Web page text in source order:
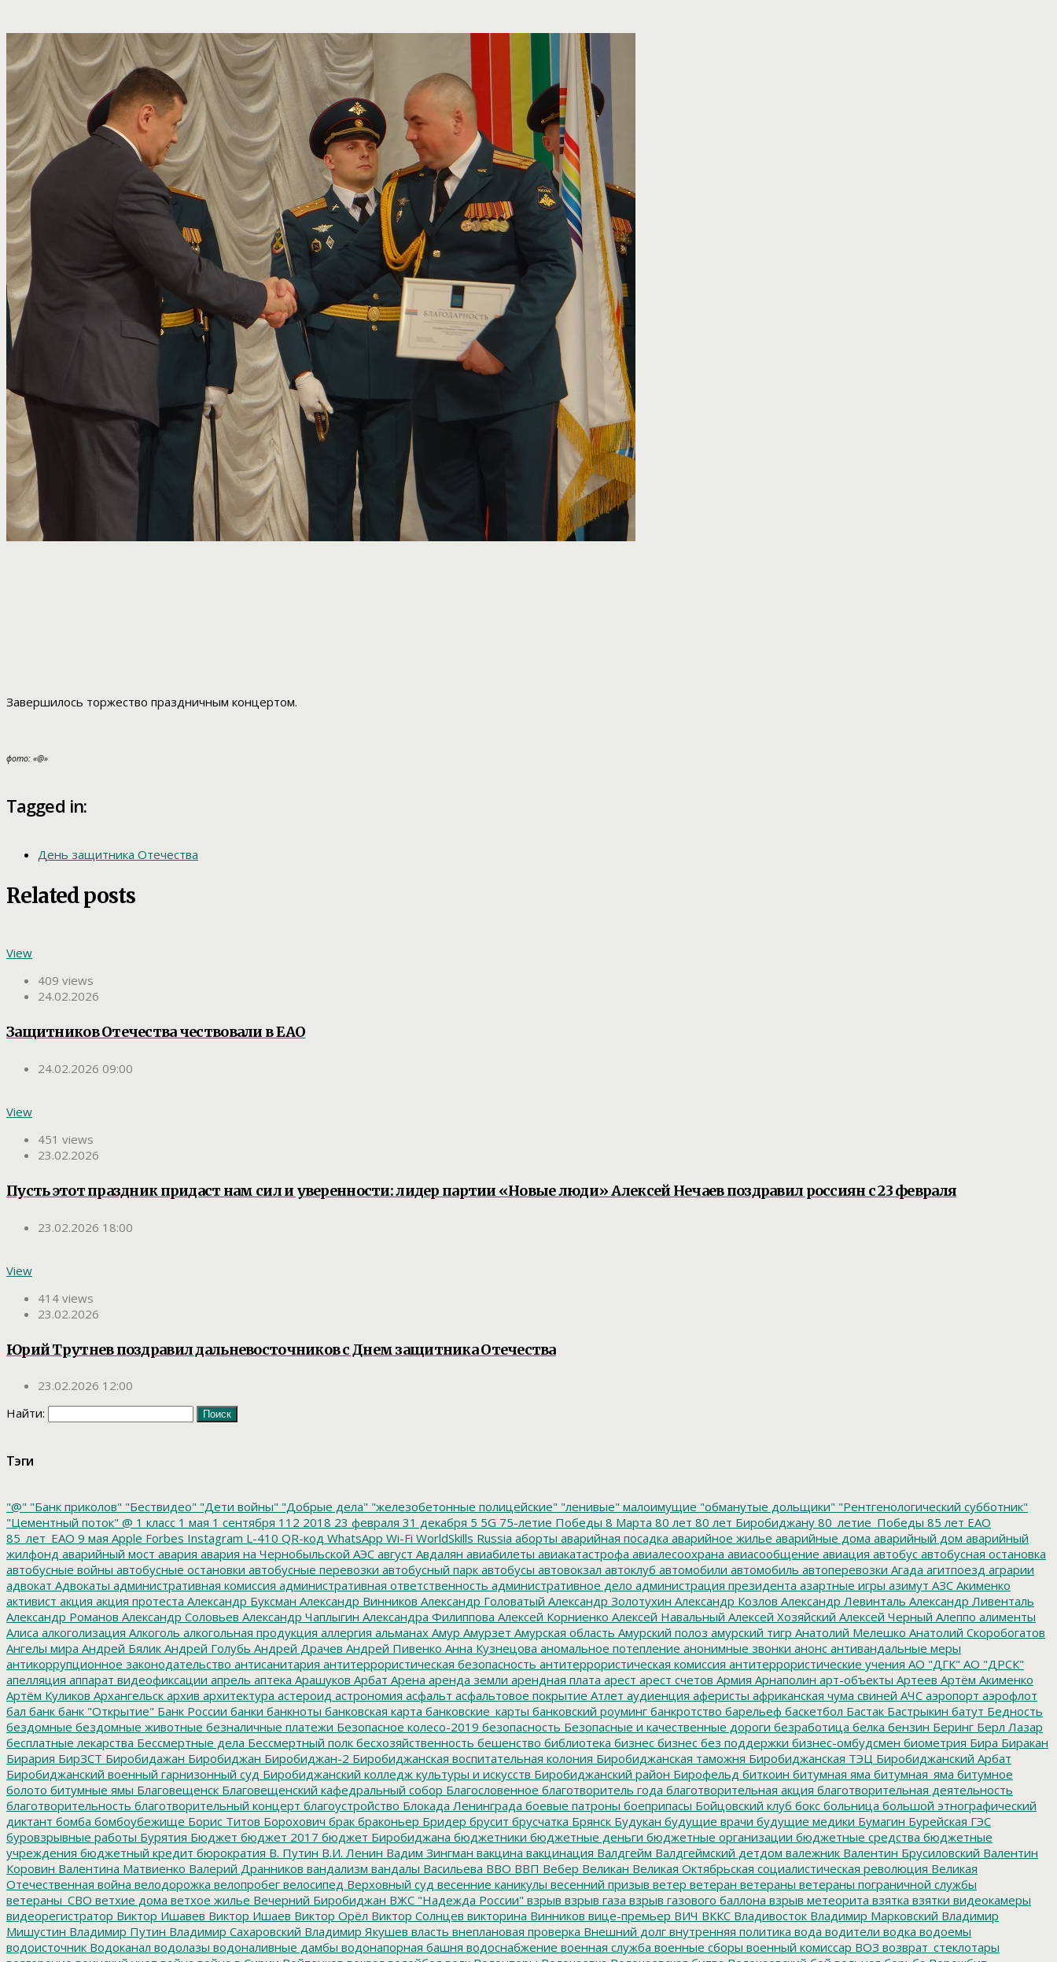
Завершилось торжество праздничным концертом.
фото: «@»
Tagged in:
День защитника Отечества
Related posts
View
409 views
24.02.2026
Защитников Отечества чествовали в ЕАО
24.02.2026 09:00
View
451 views
23.02.2026
Пусть этот праздник придаст нам сил и уверенности: лидер партии «Новые люди» Алексей Нечаев поздравил россиян с 23 февраля
23.02.2026 18:00
View
414 views
23.02.2026
Юрий Трутнев поздравил дальневосточников с Днем защитника Отечества
23.02.2026 12:00
Найти:
Тэги
"@" "Банк приколов" "Бествидео" "Дети войны" "Добрые дела" "железобетонные полицейские" "ленивые" малоимущие "обманутые дольщики" "Рентгенологический субботник"
"Цементный поток" @ 1 класс 1 мая 1 сентября 112 2018 23 февраля 31 декабря 5 5G 75-летие Победы 8 Марта 80 лет 80 лет Биробиджану 80_летие_Победы 85 лет ЕАО
85_лет_ЕАО 9 мая Apple Forbes Instagram L-410 QR-код WhatsApp Wi-Fi WorldSkills Russia аборты аварийная посадка аварийное жилье аварийные дома аварийный дом аварийный
жилфонд аварийный мост авария авария на Чернобыльской АЭС август Авдалян авиабилеты авиакатастрофа авиалесоохрана авиасообщение авиация автобус автобусная остановка
автобусные войны автобусные остановки автобусные перевозки автобусный парк автобусы автовокзал автоклуб автомобили автомобиль автоперевозки Агада агитпоезд аграрии
адвокат Адвокаты административная комиссия административная ответственность административное дело администрация президента азартные игры азимут АЗС Акименко
активист акция акция протеста Александр Буксман Александр Винников Александр Головатый Александр Золотухин Александр Козлов Александр Левинталь Александр Ливенталь
Александр Романов Александр Соловьев Александр Чаплыгин Александра Филиппова Алексей Корниенко Алексей Навальный Алексей Хозяйский Алексей Черный Алеппо алименты
Алиса алкоголизация Алкоголь алкогольная продукция аллергия альманах Амур Амурзет Амурская область Амурский полоз амурский тигр Анатолий Мелешко Анатолий Скоробогатов
Ангелы мира Андрей Бялик Андрей Голубь Андрей Драчев Андрей Пивенко Анна Кузнецова аномальное потепление анонимные звонки анонс антивандальные меры
антикоррупционное законодательство антисанитария антитеррористическая безопасность антитеррористическая комиссия антитеррористические учения АО "ДГК" АО "ДРСК"
апелляция аппарат видеофиксации апрель аптека Арашуков Арбат Арена аренда земли арендная плата арест арест счетов Армия Арнаполин арт-объекты Артеев Артём Акименко
Артём Куликов Архангельск архив архитектура астероид астрономия асфальт асфальтовое покрытие Атлет аудиенция аферисты африканская чума свиней АЧС аэропорт аэрофлот
бал банк банк "Открытие" Банк России банки банкноты банковская карта банковские_карты банковский роуминг банкротство барельеф баскетбол Бастак Бастрыкин батут Бедность
бездомные бездомные животные безналичные платежи Безопасное колесо-2019 безопасность Безопасные и качественные дороги безработица белка бензин Беринг Берл Лазар
бесплатные лекарства Бессмертные дела Бессмертный полк бесхозяйственность бешенство библиотека бизнес бизнес без поддержки бизнес-омбудсмен биометрия Бира Биракан
Бирария БирЗСТ Биробидажан Биробиджан Биробиджан-2 Биробиджанская воспитательная колония Биробиджанская таможня Биробиджанская ТЭЦ Биробиджанский Арбат
Биробиджанский военный гарнизонный суд Биробиджанский колледж культуры и искусств Биробиджанский район Бирофельд биткоин битумная яма битумная_яма битумное
болото битумные ямы Благовещенск Благовещенский кафедральный собор Благословенное благотворитель года благотворительная акция благотворительная деятельность
благотворительность благотворительный концерт благоустройство Блокада Ленинграда боевые патроны боеприпасы Бойцовский клуб бокс больница большой этнографический
диктант бомба бомбоубежище Борис Титов Борохович брак браконьер Бридер брусит брусчатка Брянск Будукан будущие врачи будущие медики Бумагин Бурейская ГЭС
буровзрывные работы Бурятия Бюджет бюджет 2017 бюджет Биробиджана бюджетники бюджетные деньги бюджетные организации бюджетные средства бюджетные
учреждения бюджетный кредит бюрократия В. Путин В.И. Ленин Вадим Зингман вакцина вакцинация Валдгейм Валдгеймский детдом валежник Валентин Брусиловский Валентин
Коровин Валентина Матвиенко Валерий Дранников вандализм вандалы Васильева ВВО ВВП Вебер Великан Великая Октябрьская социалистическая революция Великая
Отечественная война велодорожка велопробег велосипед Верховный суд весенние каникулы весенний призыв ветер ветеран ветераны ветераны пограничной службы
ветераны_СВО ветхие дома ветхое жилье Вечерний Биробиджан ВЖС "Надежда России" взрыв взрыв газа взрыв газового баллона взрыв метеорита взятка взятки видеокамеры
видеорегистратор Виктор Ишавев Виктор Ишаев Виктор Орёл Виктор Солнцев викторина Винников вице-премьер ВИЧ ВККС Владивосток Владимир Марковский Владимир
Мишустин Владимир Путин Владимир Сахаровский Владимир Якушев власть внеплановая проверка Внешний долг внутренняя политика вода водители водка водоемы
водоисточник Водоканал водолазы водоналивные дамбы водонапорная башня водоснабжение военная служба военные сборы военный комиссар ВОЗ возврат_стеклотары